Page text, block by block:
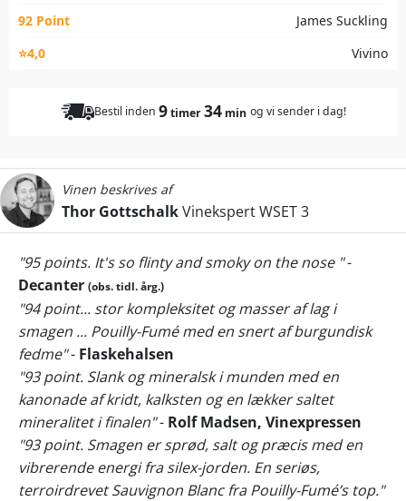
92 Point
James Suckling
⭐4,0
Vivino
Bestil inden 9timer34 min og vi sender i dag!
Vinen beskrives af
Thor GottschalkVinekspert WSET 3
"95 points. It's so flinty and smoky on the nose "-
Decanter (obs. tidl. årg.)
"94 point... stor kompleksitet og masser af lag i
smagen ... Pouilly-Fumé med en snert af burgundisk
fedme"- Flaskehalsen
"93 point. Slank og mineralsk i munden med en
kanonade af kridt, kalksten og en lækker saltet
mineralitet i finalen"- Rolf Madsen, Vinexpressen
"93 point. Smagen er sprød, salt og præcis med en
vibrerende energi fra silex-jorden. En seriøs,
terroirdrevet Sauvignon Blanc fra Pouilly-Fumé’s top."